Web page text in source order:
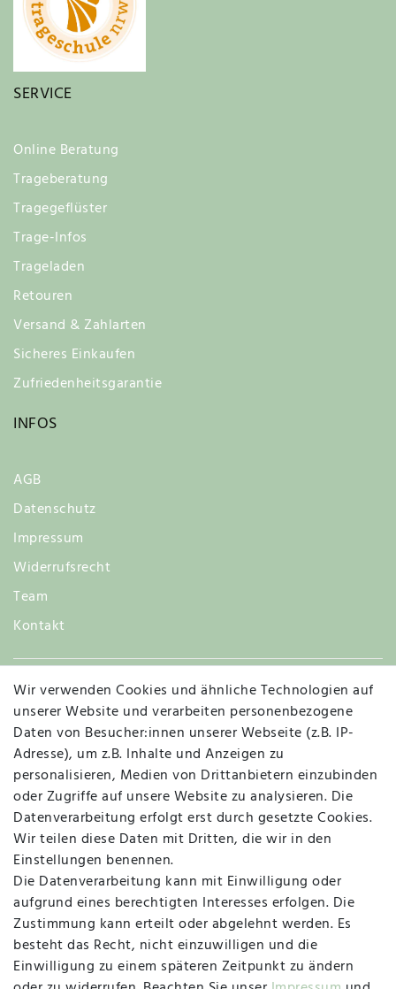
SERVICE
Online Beratung
Trageberatung
Tragegeflüster
Trage-Infos
Trageladen
Retouren
Versand & Zahlarten
Sicheres Einkaufen
Zufriedenheitsgarantie
INFOS
AGB
Datenschutz
Impressum
Widerrufsrecht
Team
Kontakt
Widerruf
Vertrag widerrufen Kontakt
MAPALI VOR ORT
Herzogstraße 10
47533 Kleve
Montag, Dienstag, Donnerstag, Freitag
09:00 Uhr bis 13:00 Uhr
Wir verwenden Cookies und ähnliche Technologien auf
unserer Website und verarbeiten personenbezogene
Daten von Besucher:innen unserer Webseite (z.B. IP-
Adresse), um z.B. Inhalte und Anzeigen zu
personalisieren, Medien von Drittanbietern einzubinden
oder Zugriffe auf unsere Website zu analysieren. Die
Datenverarbeitung erfolgt erst durch gesetzte Cookies.
Wir teilen diese Daten mit Dritten, die wir in den
Einstellungen benennen.
Die Datenverarbeitung kann mit Einwilligung oder
aufgrund eines berechtigten Interesses erfolgen. Die
Zustimmung kann erteilt oder abgelehnt werden. Es
besteht das Recht, nicht einzuwilligen und die
Einwilligung zu einem späteren Zeitpunkt zu ändern